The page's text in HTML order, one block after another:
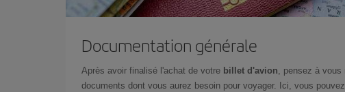
Documentation générale
Après avoir finalisé l'achat de votre billet d'avion, pensez à vous
documents dont vous aurez besoin pour voyager. Ici, vous